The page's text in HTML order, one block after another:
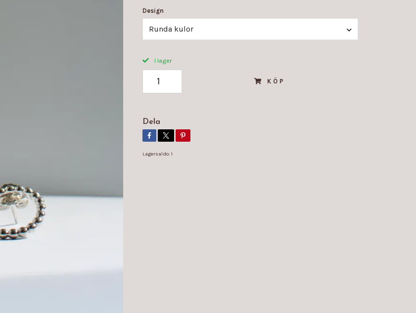
Design
Runda kulor
I lager
KÖP
Dela
Lagersaldo: 1